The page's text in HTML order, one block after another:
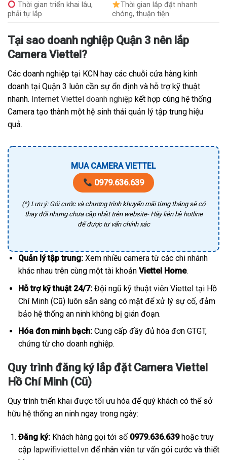
Thời gian triển khai lâu,
phải tự lắp
Thời gian lắp đặt nhanh
chóng, thuận tiện
Tại sao doanh nghiệp Quận 3 nên lắp
Camera Viettel?
Các doanh nghiệp tại KCN hay các chuỗi cửa hàng kinh
doanh tại Quận 3 luôn cần sự ổn định và hỗ trợ kỹ thuật
nhanh. Internet Viettel doanh nghiệp kết hợp cùng hệ thống
Camera tạo thành một hệ sinh thái quản lý tập trung hiệu
quả.
MUA CAMERA VIETTEL
0979.636.639
(*) Lưu ý: Gói cước và chương trình khuyến mãi từng tháng sẽ có
thay đổi nhưng chưa cập nhật trên website- Hãy liên hệ hotline
để được tư vấn chính xác
Quản lý tập trung:Xem nhiều camera từ các chi nhánh
khác nhau trên cùng một tài khoản Viettel Home.
Hỗ trợ kỹ thuật 24/7:Đội ngũ kỹ thuật viên Viettel tại Hồ
Chí Minh (Cũ) luôn sẵn sàng có mặt để xử lý sự cố, đảm
bảo hệ thống an ninh không bị gián đoạn.
Hóa đơn minh bạch:Cung cấp đầy đủ hóa đơn GTGT,
chứng từ cho doanh nghiệp.
Quy trình đăng ký lắp đặt Camera Viettel
Hồ Chí Minh (Cũ)
Quy trình triển khai được tối ưu hóa để quý khách có thể sở
hữu hệ thống an ninh ngay trong ngày:
Đăng ký:Khách hàng gọi tới số 0979.636.639hoặc truy
cập lapwifiviettel.vnđể nhân viên tư vấn gói cước và thiết